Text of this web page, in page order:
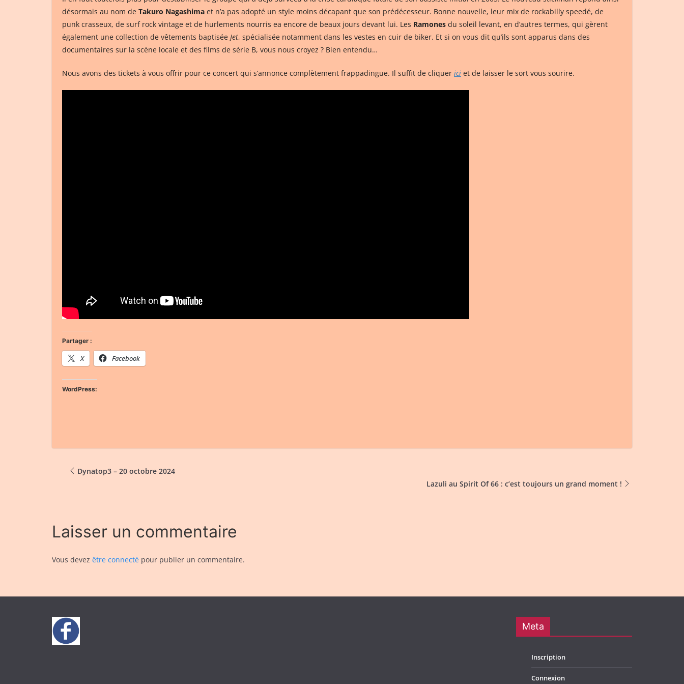
désormais au nom de Takuro Nagashima et n’a pas adopté un style moins décapant que son prédécesseur. Bonne nouvelle, leur mix de rockabilly speedé, de
punk crasseux, de surf rock vintage et de hurlements nourris ea encore de beaux jours devant lui. Les Ramones du soleil levant, en d’autres termes, qui gèrent
également une collection de vêtements baptisée Jet, spécialisée notamment dans les vestes en cuir de biker. Et si on vous dit qu’ils sont apparus dans des
documentaires sur la scène locale et des films de série B, vous nous croyez ? Bien entendu…
Nous avons des tickets à vous offrir pour ce concert qui s’annonce complètement frappadingue. Il suffit de cliquer ici et de laisser le sort vous sourire.
Partager :
X Facebook
WordPress:
Dynatop3 – 20 octobre 2024
Lazuli au Spirit Of 66 : c’est toujours un grand moment !
Laisser un commentaire
Vous devez être connecté pour publier un commentaire.
Meta
Inscription
Connexion